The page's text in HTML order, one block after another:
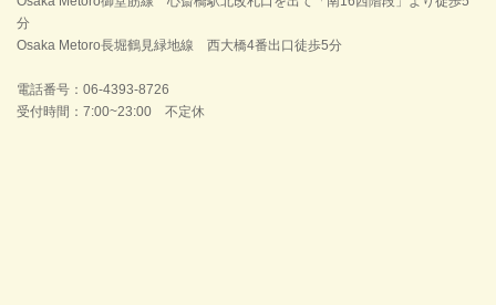
分
Osaka Metoro長堀鶴見緑地線 西大橋4番出口徒歩5分
電話番号：06-4393-8726
受付時間：7:00~23:00 不定休